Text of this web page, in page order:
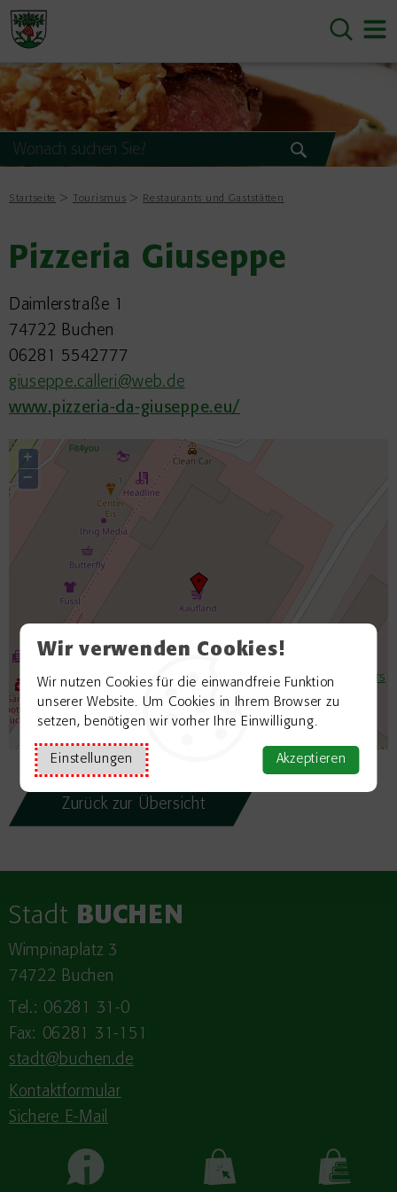
Wir verwenden Cookies!
Wir nutzen Cookies für die einwandfreie Funktion
unserer Website. Um Cookies in Ihrem Browser zu
setzen, benötigen wir vorher Ihre Einwilligung.
Einstellungen Akzeptieren
Startseite Tourismus Restaurants und Gaststätten
Pizzeria Giuseppe
Daimlerstraße 1
74722 Buchen
06281 5542777
giuseppe.calleri@web.de
www.pizzeria-da-giuseppe.eu/
+
−
©OpenStreetMap contributors
Zurück zur Übersicht
Stadt BUCHEN
Wimpinaplatz 3
74722 Buchen
Tel.: 06281 31-0
Fax: 06281 31-151
stadt@buchen.de
Kontaktformular
Sichere E-Mail